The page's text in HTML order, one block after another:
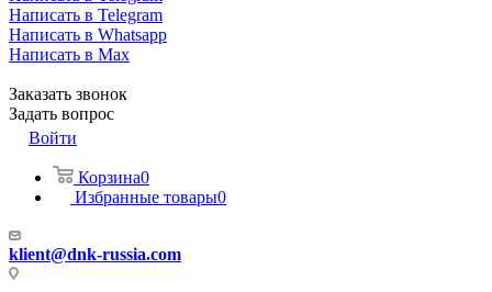
Написать в Telegram
Написать в Whatsapp
Написать в Max
Заказать звонок
Задать вопрос
Войти
Корзина0
Избранные товары0
klient@dnk-russia.com